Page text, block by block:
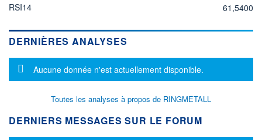
RSI14
61,5400
DERNIÈRES ANALYSES
Message d'information
Aucune donnée n'est actuellement disponible.
Toutes les analyses à propos de RINGMETALL
DERNIERS MESSAGES SUR LE FORUM